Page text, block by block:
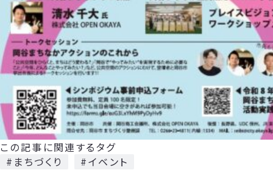
この記事に関連するタグ
#まちづくり
#イベント